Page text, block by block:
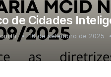
de Cidades
16 de setembro de 2025